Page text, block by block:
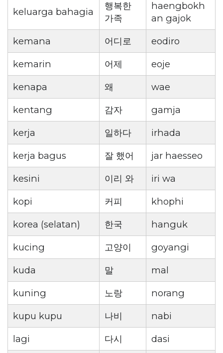
keluarga bahagia
행복한
가족
haengbokh
an gajok
kemana
어디로
eodiro
kemarin
어제
eoje
kenapa
왜
wae
kentang
감자
gamja
kerja
일하다
irhada
kerja bagus
잘 했어
jar haesseo
kesini
이리 와
iri wa
kopi
커피
khophi
korea (selatan)
한국
hanguk
kucing
고양이
goyangi
kuda
말
mal
kuning
노랑
norang
kupu kupu
나비
nabi
lagi
다시 dasi